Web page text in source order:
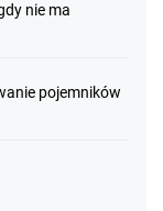
nie ma
pojemników